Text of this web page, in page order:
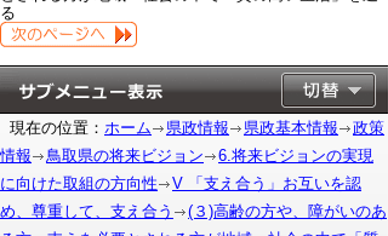
る
現在の位置： ホーム 県政情報 県政基本情報
政策
情報
鳥取県の将来ビジョン
6.将来ビジョンの実現
に向けた取組の方向性
V 「支え合う」お互いを認
め、尊重して、支え合う
(３)高齢の方や、障がいのあ